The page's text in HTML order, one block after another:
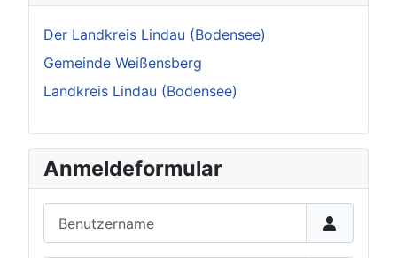
Der Landkreis Lindau (Bodensee)
Gemeinde Weißensberg
Landkreis Lindau (Bodensee)
Anmeldeformular